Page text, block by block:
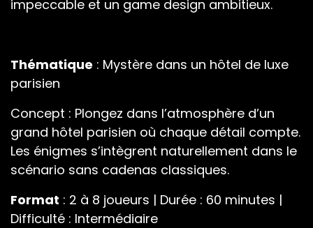
impeccable et un game design ambitieux.
Thématique : Mystère dans un hôtel de luxe
parisien
Concept : Plongez dans l’atmosphère d’un
grand hôtel parisien où chaque détail compte.
Les énigmes s’intègrent naturellement dans le
scénario sans cadenas classiques.
Format : 2 à 8 joueurs | Durée : 60 minutes |
Difficulté : Intermédiaire